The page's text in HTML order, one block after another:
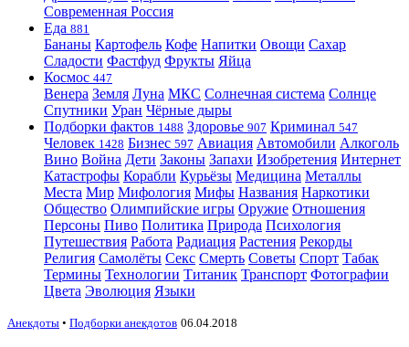
Современная Россия
Еда 881
Бананы Картофель Кофе Напитки Овощи Сахар
Сладости Фастфуд Фрукты Яйца
Космос 447
Венера Земля Луна МКС Солнечная система Солнце
Спутники Уран Чёрные дыры
Подборки фактов 1488 Здоровье 907 Криминал 547
Человек 1428 Бизнес 597 Авиация Автомобили Алкоголь
Вино Война Дети Законы Запахи Изобретения Интернет
Катастрофы Корабли Курьёзы Медицина Металлы
Места Мир Мифология Мифы Названия Наркотики
Общество Олимпийские игры Оружие Отношения
Персоны Пиво Политика Природа Психология
Путешествия Работа Радиация Растения Рекорды
Религия Самолёты Секс Смерть Советы Спорт Табак
Термины Технологии Титаник Транспорт Фотографии
Цвета Эволюция Языки
Анекдоты • Подборки анекдотов 06.04.2018